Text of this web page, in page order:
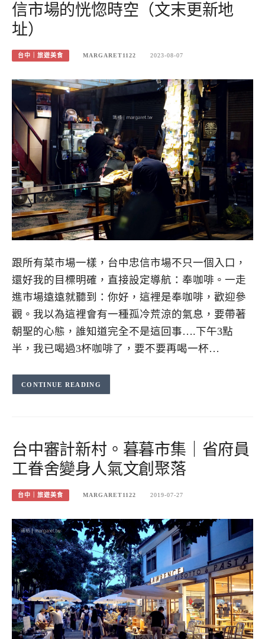
信市場的恍惚時空（文末更新地
址）
台中｜旅遊美食 MARGARET1122 2023-08-07
跟所有菜市場一樣，台中忠信市場不只一個入口，
還好我的目標明確，直接設定導航：奉咖啡。一走
進市場遠遠就聽到：你好，這裡是奉咖啡，歡迎參
觀。我以為這裡會有一種孤冷荒涼的氣息，要帶著
朝聖的心態，誰知道完全不是這回事….下午3點
半，我已喝過3杯咖啡了，要不要再喝一杯…
CONTINUE READING
台中審計新村。暮暮市集｜省府員
工眷舍變身人氣文創聚落
台中｜旅遊美食 MARGARET1122 2019-07-27